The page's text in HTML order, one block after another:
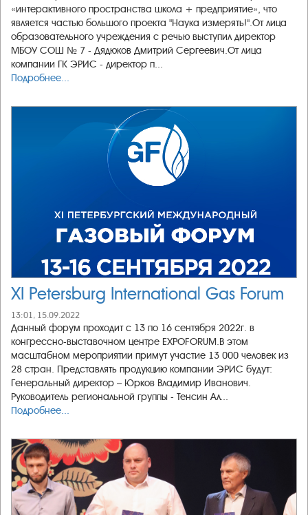
«интерактивного пространства школа + предприятие», что
является частью большого проекта "Наука измерять!".От лица
образовательного учреждения с речью выступил директор
МБОУ СОШ № 7 - Дядюков Дмитрий Сергеевич.От лица
компании ГК ЭРИС - директор п...
Подробнее...
XI Petersburg International Gas Forum
13:01, 15.09.2022
Данный форум проходит с 13 по 16 сентября 2022г. в
конгрессно-выставочном центре EXPOFORUM.В этом
масштабном мероприятии примут участие 13 000 человек из
28 стран. Представлять продукцию компании ЭРИС будут:
Генеральный директор – Юрков Владимир Иванович.
Руководитель региональной группы - Тенсин Ал...
Подробнее...